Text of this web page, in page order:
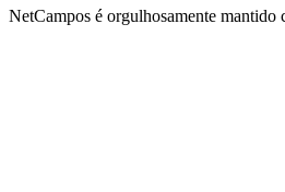
NetCampos é orgulhosamente mantido